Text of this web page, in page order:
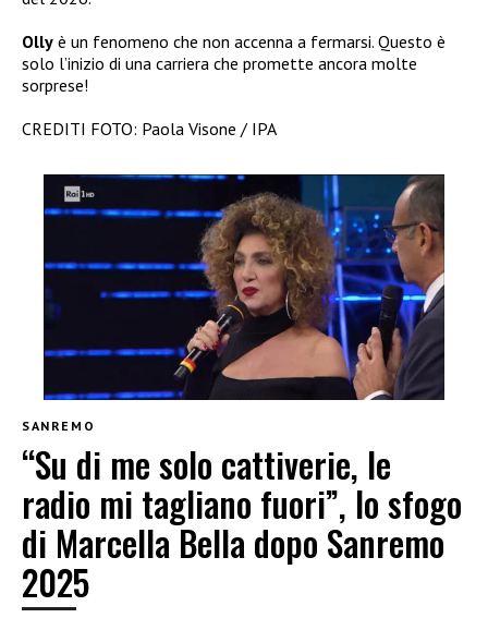
Olly è un fenomeno che non accenna a fermarsi. Questo è
solo l’inizio di una carriera che promette ancora molte
sorprese!
CREDITI FOTO: Paola Visone / IPA
SANREMO
“Su di me solo cattiverie, le
radio mi tagliano fuori”, lo sfogo
di Marcella Bella dopo Sanremo
2025